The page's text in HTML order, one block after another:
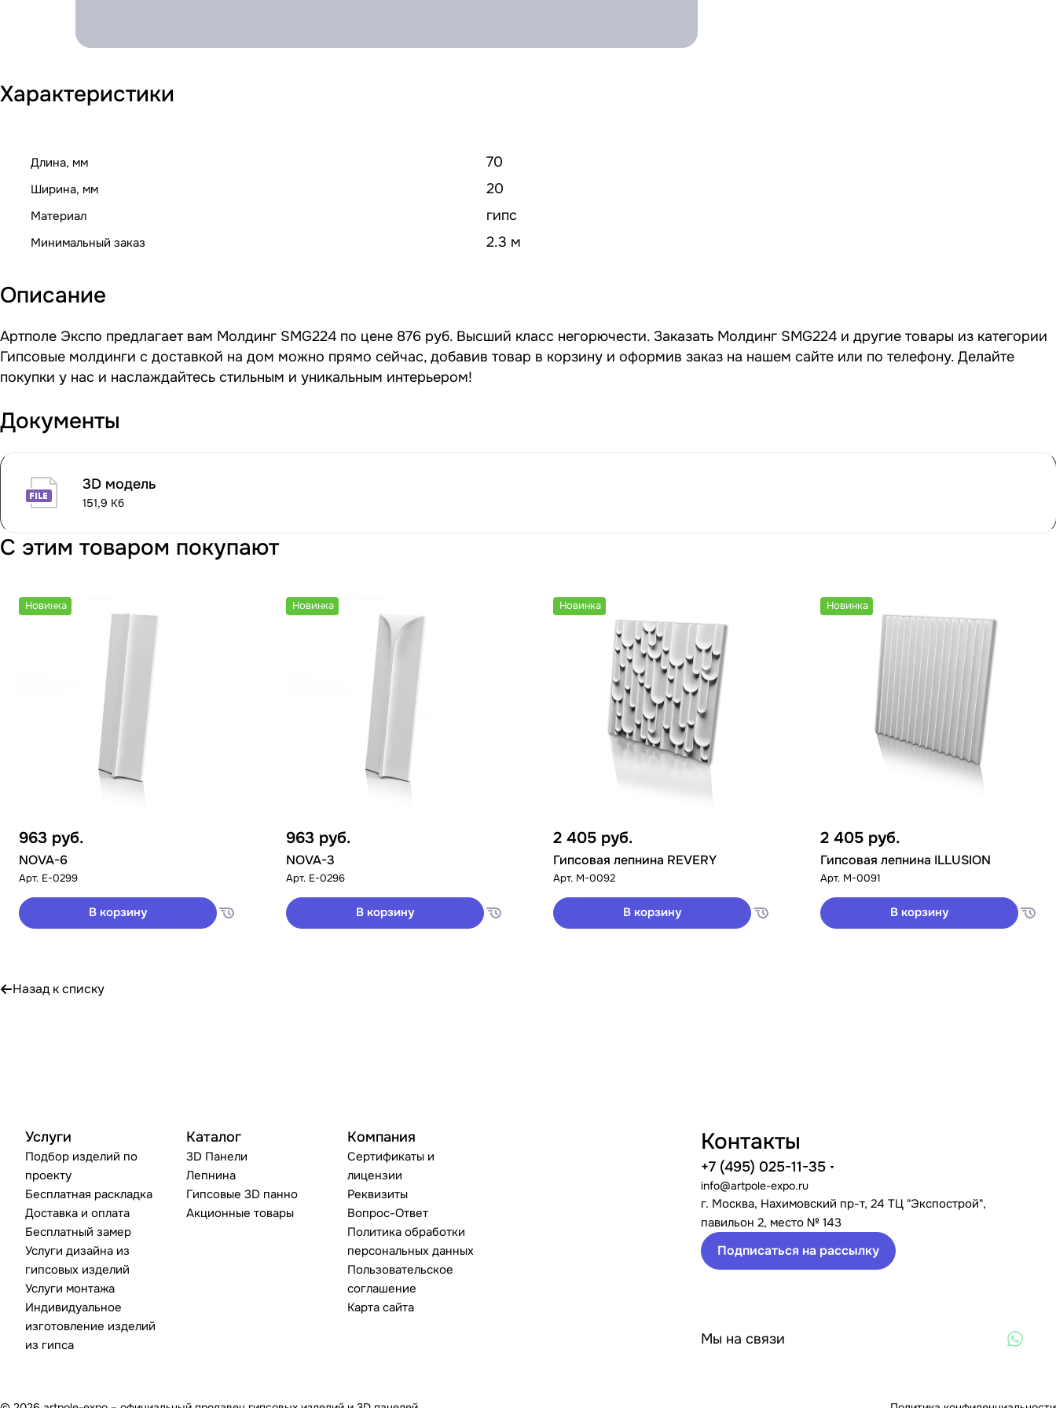
Характеристики
Длина, мм 70
Ширина, мм 20
Материал гипс
Минимальный заказ 2.3 м
Описание
Артполе Экспо предлагает вам Молдинг SMG224 по цене 876 руб. Высший класс негорючести. Заказать Молдинг SMG224 и другие товары из категории
Гипсовые молдинги с доставкой на дом можно прямо сейчас, добавив товар в корзину и оформив заказ на нашем сайте или по телефону. Делайте
покупки у нас и наслаждайтесь стильным и уникальным интерьером!
Документы
3D модель
151,9 Кб
С этим товаром покупают
Новинка
963 руб.
NOVA-6
Арт. E-0299
В корзину
Новинка
963 руб.
NOVA-3
Арт. E-0296
В корзину
Новинка
2 405 руб.
Гипсовая лепнина REVERY
Арт. M-0092
В корзину
Новинка
2 405 руб.
Гипсовая лепнина ILLUSION
Арт. M-0091
В корзину
Назад к списку
Услуги
Подбор изделий по
проекту
Бесплатная раскладка
Доставка и оплата
Бесплатный замер
Услуги дизайна из
гипсовых изделий
Услуги монтажа
Индивидуальное
изготовление изделий
из гипса
Каталог
3D Панели
Лепнина
Гипсовые 3D панно
Акционные товары
Компания
Сертификаты и
лицензии
Реквизиты
Вопрос-Ответ
Политика обработки
персональных данных
Пользовательское
соглашение
Карта сайта
Контакты
+7 (495) 025-11-35
info@artpole-expo.ru
г. Москва, Нахимовский пр-т, 24 ТЦ "Экспострой",
павильон 2, место № 143
Подписаться на рассылку
Мы на связи